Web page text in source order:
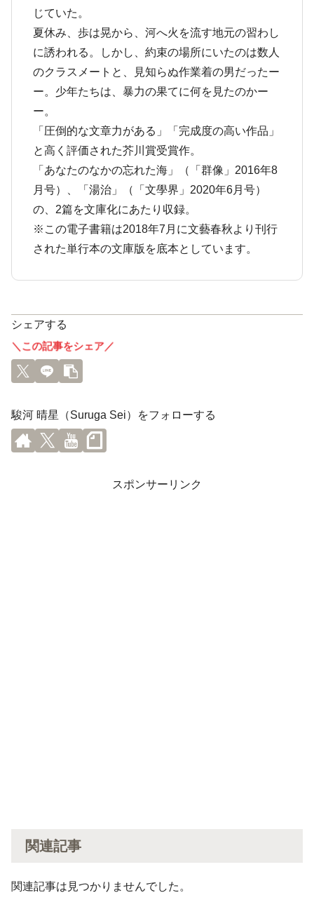
じていた。
夏休み、歩は晃から、河へ火を流す地元の習わし
に誘われる。しかし、約束の場所にいたのは数人
のクラスメートと、見知らぬ作業着の男だったー
ー。少年たちは、暴力の果てに何を見たのかー
ー。
「圧倒的な文章力がある」「完成度の高い作品」
と高く評価された芥川賞受賞作。
「あなたのなかの忘れた海」（「群像」2016年8
月号）、「湯治」（「文學界」2020年6月号）
の、2篇を文庫化にあたり収録。
※この電子書籍は2018年7月に文藝春秋より刊行
された単行本の文庫版を底本としています。
シェアする
＼この記事をシェア／
駿河 晴星（Suruga Sei）をフォローする
スポンサーリンク
関連記事
関連記事は見つかりませんでした。